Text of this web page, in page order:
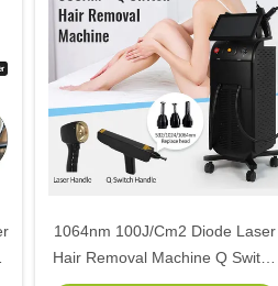
1064nm 100J/Cm2 Diode Laser
Hair Removal Machine Q Switch